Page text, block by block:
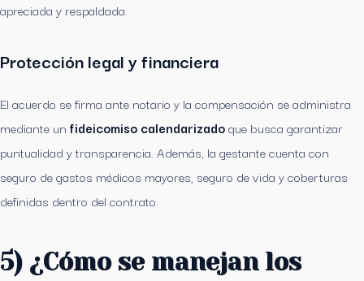
apreciada y respaldada.
Protección legal y financiera
El acuerdo se firma ante notario y la compensación se administra
mediante un fideicomiso calendarizadoque busca garantizar
puntualidad y transparencia. Además, la gestante cuenta con
seguro de gastos médicos mayores, seguro de vida y coberturas
definidas dentro del contrato.
5) ¿Cómo se manejan los